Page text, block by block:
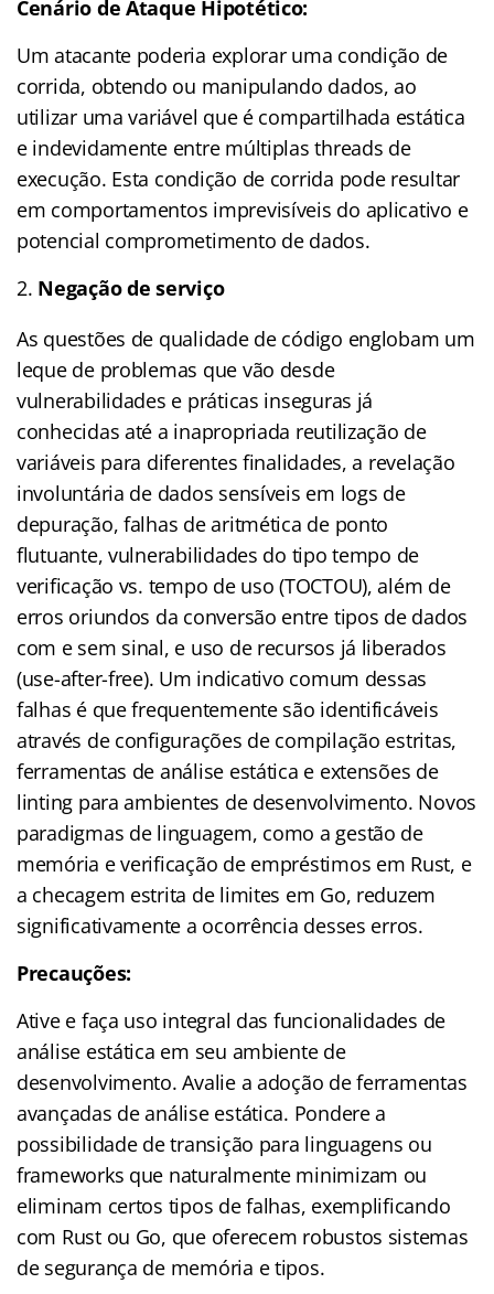
Cenário de Ataque Hipotético:
Um atacante poderia explorar uma condição de
corrida, obtendo ou manipulando dados, ao
utilizar uma variável que é compartilhada estática
e indevidamente entre múltiplas threads de
execução. Esta condição de corrida pode resultar
em comportamentos imprevisíveis do aplicativo e
potencial comprometimento de dados.
Negação de serviço
As questões de qualidade de código englobam um
leque de problemas que vão desde
vulnerabilidades e práticas inseguras já
conhecidas até a inapropriada reutilização de
variáveis para diferentes finalidades, a revelação
involuntária de dados sensíveis em logs de
depuração, falhas de aritmética de ponto
flutuante, vulnerabilidades do tipo tempo de
verificação vs. tempo de uso (TOCTOU), além de
erros oriundos da conversão entre tipos de dados
com e sem sinal, e uso de recursos já liberados
(use-after-free). Um indicativo comum dessas
falhas é que frequentemente são identificáveis
através de configurações de compilação estritas,
ferramentas de análise estática e extensões de
linting para ambientes de desenvolvimento. Novos
paradigmas de linguagem, como a gestão de
memória e verificação de empréstimos em Rust, e
a checagem estrita de limites em Go, reduzem
significativamente a ocorrência desses erros.
Precauções:
Ative e faça uso integral das funcionalidades de
análise estática em seu ambiente de
desenvolvimento. Avalie a adoção de ferramentas
avançadas de análise estática. Pondere a
possibilidade de transição para linguagens ou
frameworks que naturalmente minimizam ou
eliminam certos tipos de falhas, exemplificando
com Rust ou Go, que oferecem robustos sistemas
de segurança de memória e tipos.